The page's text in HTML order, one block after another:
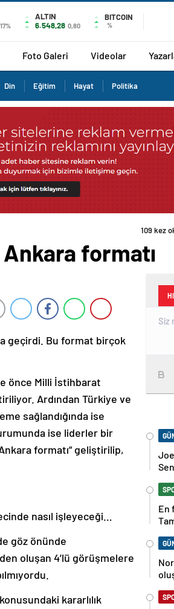
ALTIN
6.548,28 0,80
BITCOIN
%
Foto Galeri Videolar
Din Eğitim Hayat Politika
109 kez
formatı
geçirdi. Bu format birçok
önce Milli İstihbarat
Ardından Türkiye ve
sağlandığında ise
ise liderler bir
formatı” geliştirilip,
nasıl işleyeceği…
göz önünde
oluşan 4’lü görüşmelere
kararlılık
En